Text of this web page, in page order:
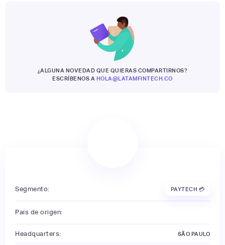
¿ALGUNA NOVEDAD QUE QUIERAS COMPARTIRNOS?
ESCRÍBENOS A HOLA@LATAMFINTECH.CO
Segmento: PAYTECH 💳
País de origen:
Headquarters: SÃO PAULO